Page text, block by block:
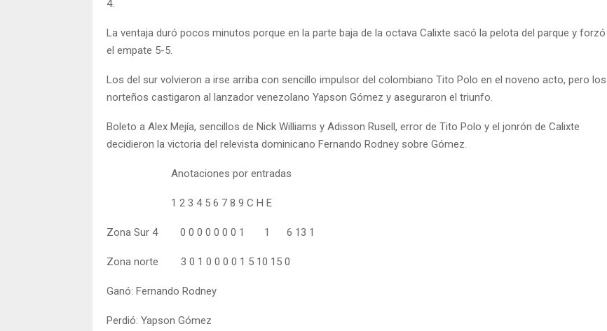
4.
La ventaja duró pocos minutos porque en la parte baja de la octava Calixte sacó la pelota del parque y forzó
el empate 5-5.
Los del sur volvieron a irse arriba con sencillo impulsor del colombiano Tito Polo en el noveno acto, pero los
norteños castigaron al lanzador venezolano Yapson Gómez y aseguraron el triunfo.
Boleto a Alex Mejía, sencillos de Nick Williams y Adisson Rusell, error de Tito Polo y el jonrón de Calixte
decidieron la victoria del relevista dominicano Fernando Rodney sobre Gómez.
Anotaciones por entradas
1 2 3 4 5 6 7 8 9 C H E
Zona Sur 4 0 0 0 0 0 0 0 1 1 6 13 1
Zona norte 3 0 1 0 0 0 0 1 5 10 15 0
Ganó: Fernando Rodney
Perdió: Yapson Gómez